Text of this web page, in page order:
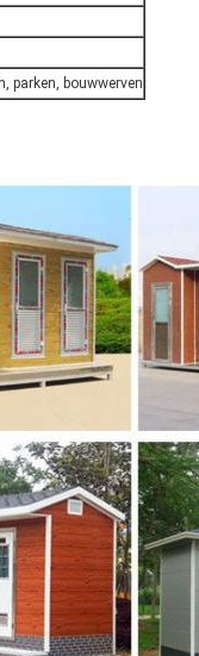
parken, bouwwerven